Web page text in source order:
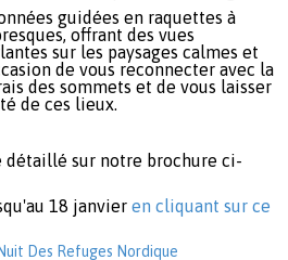
guidées en raquettes à
offrant des vues
sur les paysages calmes et
de vous reconnecter avec la
des sommets et de vous laisser
de ces lieux.
détaillé sur notre brochure ci-
18 janvier en cliquant sur ce
Des Refuges Nordique